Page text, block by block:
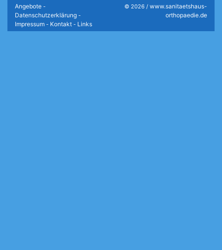
Angebote -
Datenschutzerklärung -
Impressum - Kontakt - Links
© 2026 / www.sanitaetshaus-
orthopaedie.de